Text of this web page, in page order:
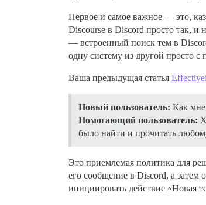
Первое и самое важное — это,
Discourse в Discord просто так, и
— встроенный поиск тем в
одну систему из другой просто
Ваша предыдущая статья
Новый пользователь: Как мне
Помогающий пользователь:
было найти и прочитать
Это приемлемая политика для
его сообщение в Discord, а
инициировать действие «Новая